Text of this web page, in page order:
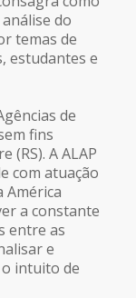
do
temas de
estudantes e
de
fins
(RS). A ALAP
com atuação
América
a constante
entre as
e
intuito de